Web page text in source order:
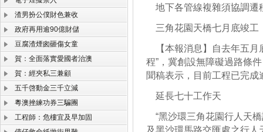
渣男扮公僕財色兼收
政府再用逾90億財儲
豆腐渣煙囪砸傷女童
賀：全面落實愛國者治澳
賀：經夾私三兼顧
五千啓動金三千立減
粵澳挫練功券三騙團
工程師：危樓宜及早加固
地下各管線複雜須協調遷
三角花園天橋七月底竣工
【本報消息】自去年五月
程”，冀創設無障礙過路條
聞稿表示，目前工程已完
延長七十工作天
“黑沙環三角花園行人天
及黑沙環馬路交匯處之行